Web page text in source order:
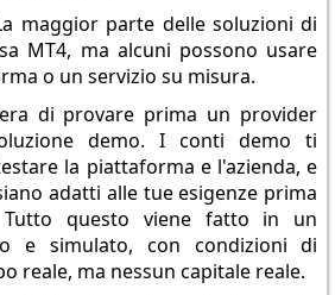
maggior parte delle soluzioni di
MT4, ma alcuni possono usare
o un servizio su misura.
di provare prima un provider
demo. I conti demo ti
la piattaforma e l'azienda, e
adatti alle tue esigenze prima
questo viene fatto in un
e simulato, con condizioni di
reale, ma nessun capitale reale.